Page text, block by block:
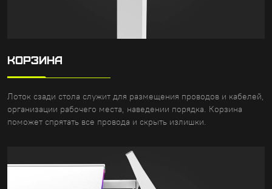
КОРЗИНА
Лоток сзади стола служит для размещения проводов и кабелей,
организации рабочего места, наведении порядка. Корзина
поможет спрятать все провода и скрыть излишки.